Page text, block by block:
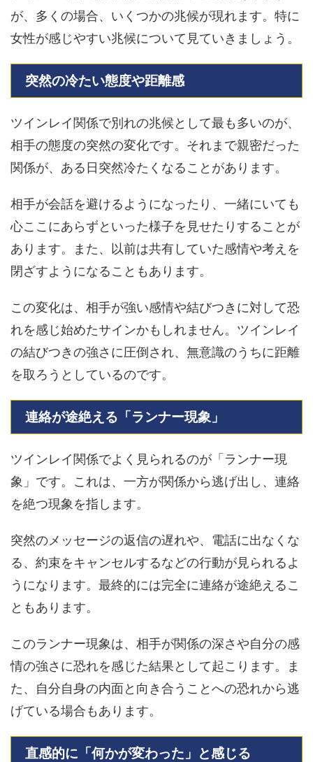
が、多くの場合、いくつかの兆候が現れます。特に
女性が感じやすい兆候について見ていきましょう。
突然の冷たい態度や距離感
ツインレイ関係で別れの兆候として最も多いのが、
相手の態度の突然の変化です。それまで親密だった
関係が、ある日突然冷たくなることがあります。
相手が会話を避けるようになったり、一緒にいても
心ここにあらずといった様子を見せたりすることが
あります。また、以前は共有していた感情や考えを
閉ざすようになることもあります。
この変化は、相手が強い感情や結びつきに対して恐
れを感じ始めたサインかもしれません。ツインレイ
の結びつきの強さに圧倒され、無意識のうちに距離
を取ろうとしているのです。
連絡が途絶える「ランナー現象」
ツインレイ関係でよく見られるのが「ランナー現
象」です。これは、一方が関係から逃げ出し、連絡
を絶つ現象を指します。
突然のメッセージの返信の遅れや、電話に出なくな
る、約束をキャンセルするなどの行動が見られるよ
うになります。最終的には完全に連絡が途絶えるこ
ともあります。
このランナー現象は、相手が関係の深さや自分の感
情の強さに恐れを感じた結果として起こります。ま
た、自分自身の内面と向き合うことへの恐れから逃
げている場合もあります。
直感的に「何かが変わった」と感じる